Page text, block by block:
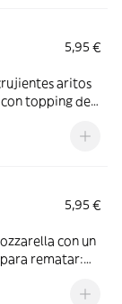
5,95 €
aritos
topping de
5,95 €
con un
rematar:
Quesabrosa.